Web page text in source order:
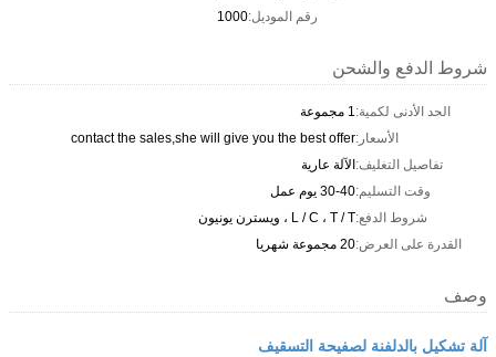
رقم الموديل:1000
شروط الدفع والشحن
الحد الأدنى لكمية:1 مجموعة
الأسعار:contact the sales,she will give you the best offer
تفاصيل التغليف:الآلة عارية
وقت التسليم:30-40 يوم عمل
شروط الدفع:L / C ، T / T ، ويسترن يونيون
القدرة على العرض:20 مجموعة شهريا
وصف
آلة تشكيل بالدلفنة لصفيحة التسقيف